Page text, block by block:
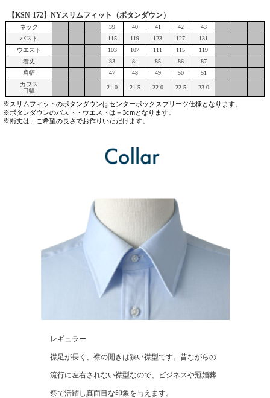
【KSN-172】NYスリムフィット（ボタンダウン）
ネック 39 40 41 42
43
バスト
115 119 123 127
131
ウエスト
103 107 111 115
119
着丈
83 84 85 86
87
肩幅
47 48 49 50
51
カフス
口幅
21.0 21.5 22.0 22.5 23.0
※スリムフィットのボタンダウンはセンターボックスブリーツ仕様となります。
※ボタンダウンのバスト・ウエストは＋3cmとなります。
※裄丈は、ご希望の長さでお作りいただけます。
レギュラー
襟足が長く、襟の開きは狭い襟型です。昔ながらの
流行に左右されない襟型なので、ビジネスや冠婚葬
祭で活躍し真面目な印象を与えます。